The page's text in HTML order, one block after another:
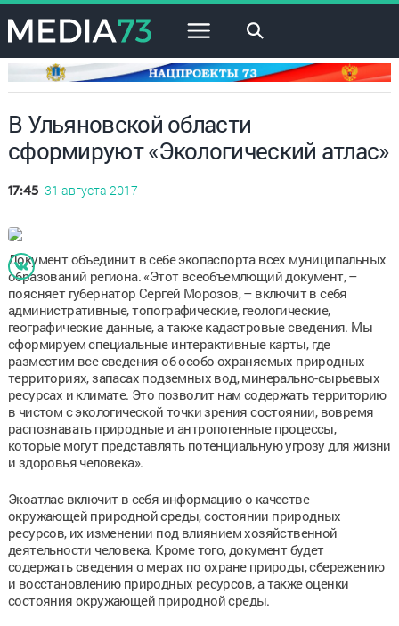
×
В Ульяновской области
сформируют «Экологический атлас»
17:45 31 августа 2017
Документ объединит в себе экопаспорта всех муниципальных
образований региона. «Этот всеобъемлющий документ, –
поясняет губернатор Сергей Морозов, – включит в себя
административные, топографические, геологические,
географические данные, а также кадастровые сведения. Мы
сформируем специальные интерактивные карты, где
разместим все сведения об особо охраняемых природных
территориях, запасах подземных вод, минерально-сырьевых
ресурсах и климате. Это позволит нам содержать территорию
в чистом с экологической точки зрения состоянии, вовремя
распознавать природные и антропогенные процессы,
которые могут представлять потенциальную угрозу для жизни
и здоровья человека».
Экоатлас включит в себя информацию о качестве
окружающей природной среды, состоянии природных
ресурсов, их изменении под влиянием хозяйственной
деятельности человека. Кроме того, документ будет
содержать сведения о мерах по охране природы, сбережению
и восстановлению природных ресурсов, а также оценки
состояния окружающей природной среды.